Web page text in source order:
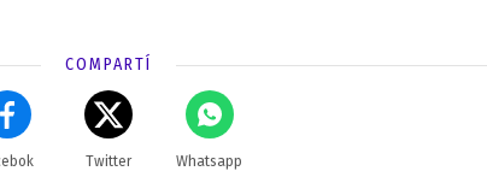
COMPARTÍ
Twitter Whatsapp